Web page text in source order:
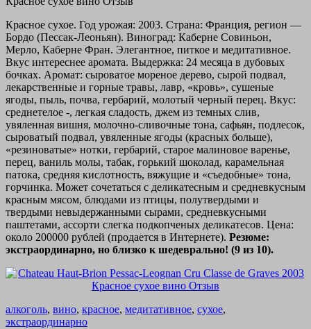
Красное сухое. Год урожая: 2003. Страна: Франция, регион —
Бордо (Пессак-Леоньян). Виноград: Каберне Совиньон,
Мерло, Каберне Фран. Элегантное, питкое и медитативное.
Вкус интереснее аромата. Выдержка: 24 месяца в дубовых
бочках. Аромат: сыроватое мореное дерево, сырой подвал,
лекарственные и горные травы, лавр, «кровь», сушеные
ягоды, пыль, почва, гербарий, молотый черный перец. Вкус:
среднетелое -, легкая сладость, джем из темных слив,
увяленная вишня, молочно-сливочные тона, сафьян, подлесок,
сыроватый подвал, увяленные ягоды (красных больше),
«резиноватые» нотки, гербарий, старое малиновое варенье,
перец, ваниль молы, табак, горький шоколад, карамельная
патока, средняя кислотность, вяжущие и «съедобные» тона,
горчинка. Может сочетаться с деликатесным и средневкусным
красным мясом, блюдами из птицы, полутвердыми и
твердыми невыдержанными сырами, средневкусными
паштетами, ассорти слегка подкопченых деликатесов. Цена:
около 200000 рублей (продается в Интернете). Резюме:
экстраординарно, но близко к шедеврально! (9 из 10).
алкоголь, вино, красное, медитативное, сухое,
экстраординарно